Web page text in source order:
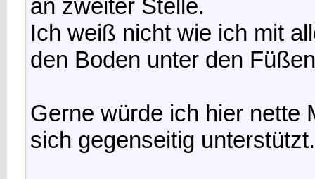
an zweiter Stelle.
Ich weiß nicht wie ich mit
den Boden unter den
Gerne würde ich hier nette
sich gegenseitig unterstützt.